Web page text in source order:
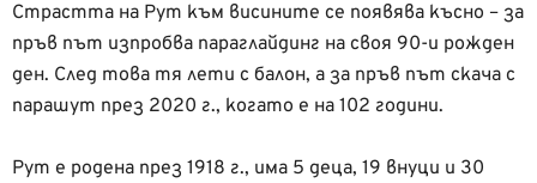
Страстта на Рут към висините се появява късно – за
пръв път изпробва параглайдинг на своя 90-и рожден
ден. След това тя лети с балон, а за пръв път скача с
парашут през 2020 г., когато е на 102 години.
Рут е родена през 1918 г., има 5 деца, 19 внуци и 30